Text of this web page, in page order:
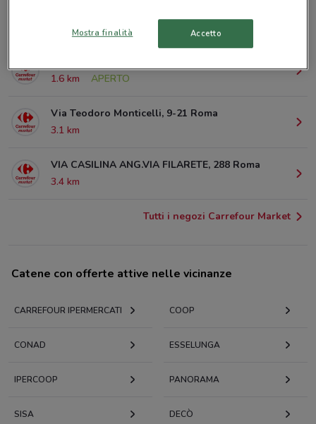
954 m
APERTO
1.6 km
APERTO
Via Teodoro Monticelli, 9-21 Roma
3.1 km
VIA CASILINA ANG.VIA FILARETE, 288 Roma
3.4 km
Tutti i negozi Carrefour Market
Catene con offerte attive nelle vicinanze
CARREFOUR IPERMERCATI COOP
CONAD ESSELUNGA
IPERCOOP PANORAMA
SISA DECÒ
Mostra finalità Accetto